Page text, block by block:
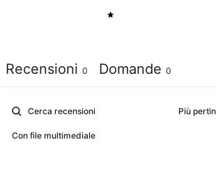
Recensioni 0 Domande 0
Con file multimediale